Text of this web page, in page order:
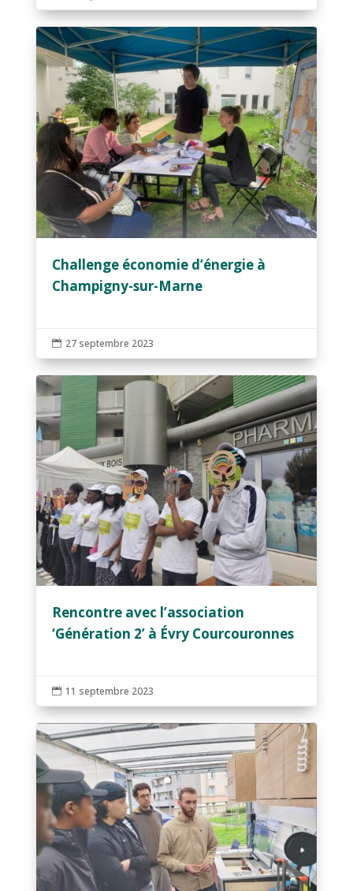
Challenge économie d’énergie à
Champigny-sur-Marne
 27 septembre 2023
Rencontre avec l’association
‘Génération 2’ à Évry Courcouronnes
 11 septembre 2023